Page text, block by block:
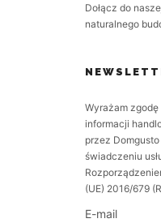
Dołącz do
naturalnego
Wyrażam zgodę
informacji
przez
świadczeniu
(UE) 2016/679
E-mail